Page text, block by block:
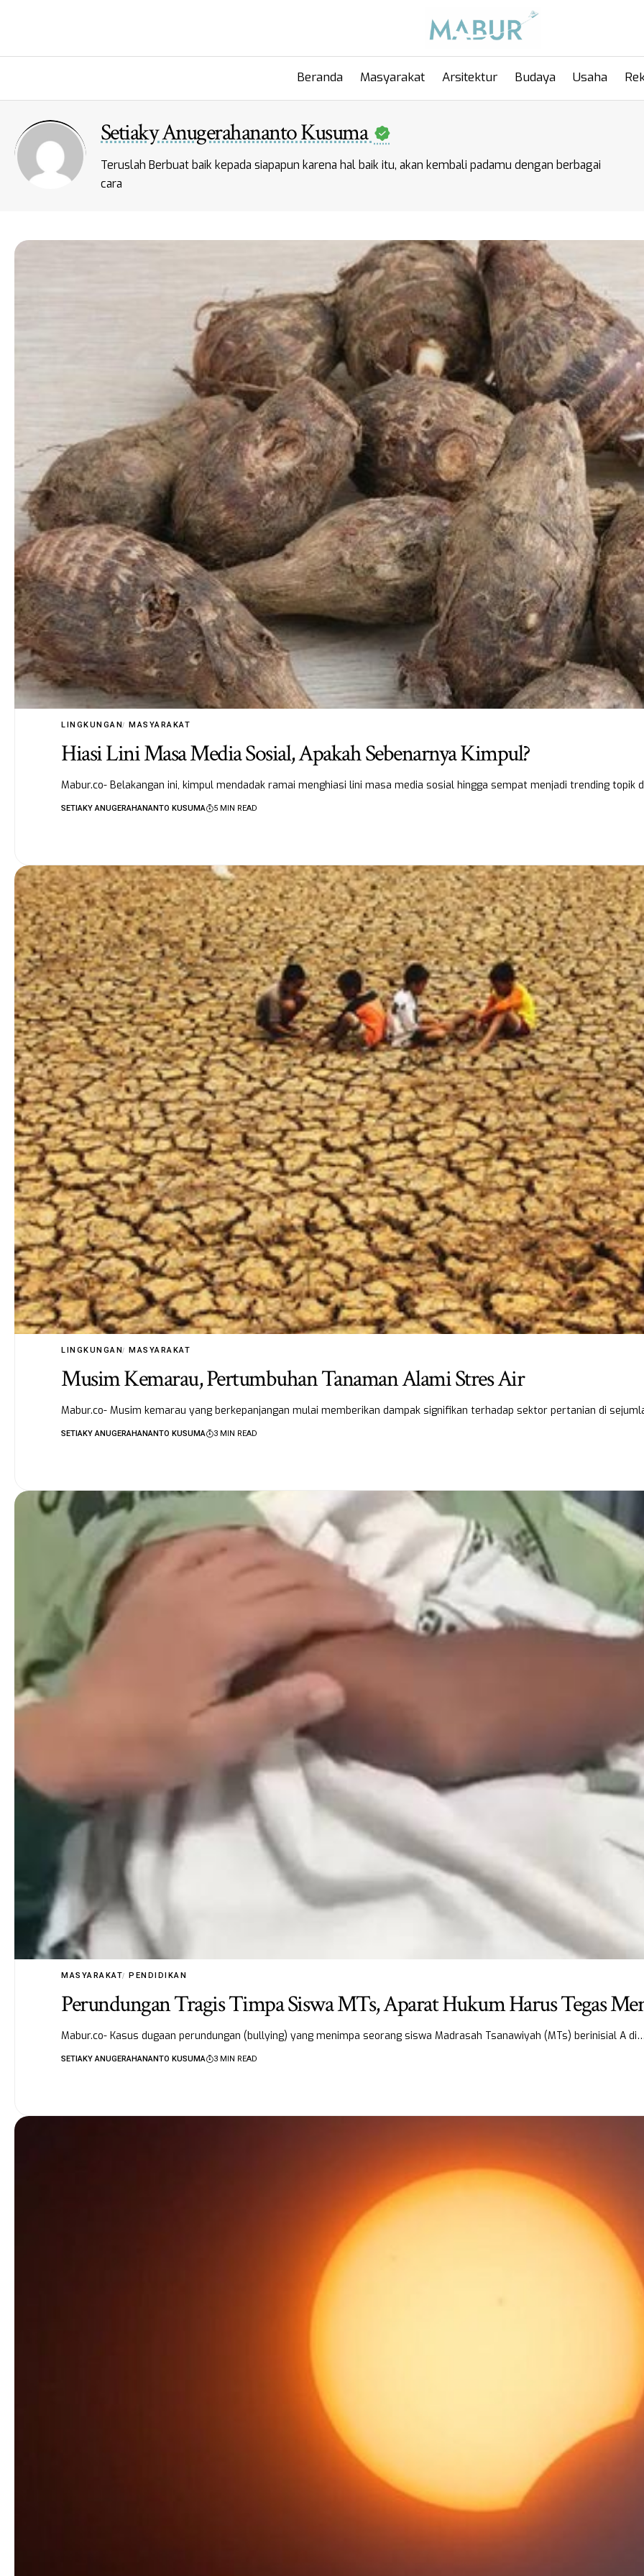
Beranda Masyarakat Arsitektur Budaya Usaha
Setiaky Anugerahananto Kusuma
Teruslah Berbuat baik kepada siapapun karena hal baik itu, akan kembali padamu dengan berbagai
cara
LINGKUNGAN MASYARAKAT
Hiasi Lini Masa Media Sosial, Apakah Sebenarnya Kimpul?
Mabur.co- Belakangan ini, kimpul mendadak ramai menghiasi lini masa media sosial hingga sempat menjadi trending topik
SETIAKY ANUGERAHANANTO KUSUMA 5 MIN READ
LINGKUNGAN MASYARAKAT
Musim Kemarau, Pertumbuhan Tanaman Alami Stres Air
Mabur.co- Musim kemarau yang berkepanjangan mulai memberikan dampak signifikan terhadap sektor pertanian di
SETIAKY ANUGERAHANANTO KUSUMA 3 MIN READ
MASYARAKAT PENDIDIKAN
Perundungan Tragis Timpa Siswa MTs, Aparat Hukum Harus Tegas
Mabur.co- Kasus dugaan perundungan (bullying) yang menimpa seorang siswa Madrasah Tsanawiyah (MTs) berinisial A
SETIAKY ANUGERAHANANTO KUSUMA 3 MIN READ